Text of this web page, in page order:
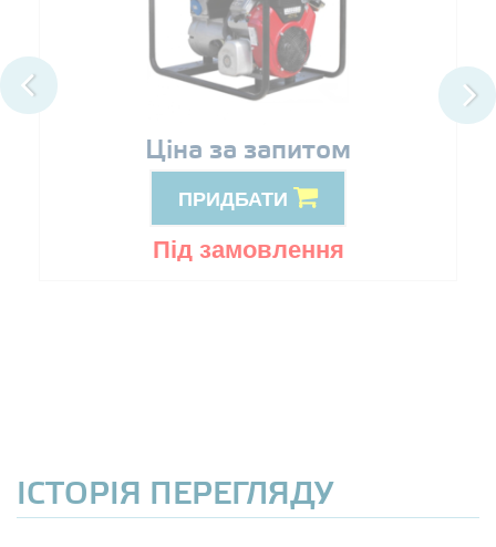
Ціна за запитом
ПРИДБАТИ
Під замовлення
ІСТОРІЯ ПЕРЕГЛЯДУ